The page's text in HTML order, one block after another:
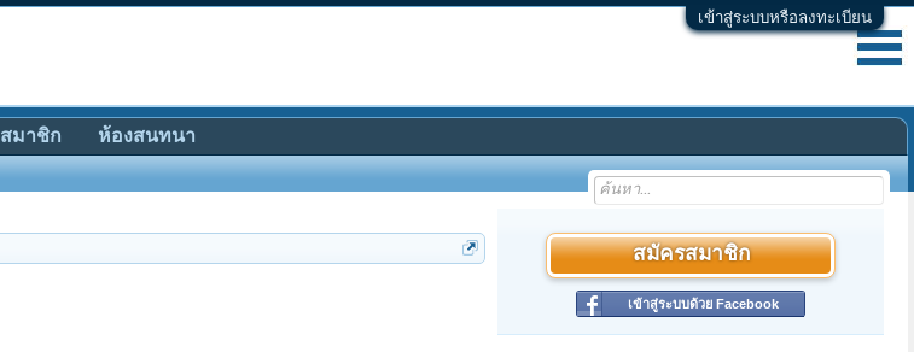
เข้าสู่ระบบหรือลงทะเบียน
สมัครสมาชิก
เข้าสู่ระบบด้วย Facebook
สมาชิก ห้องสนทนา